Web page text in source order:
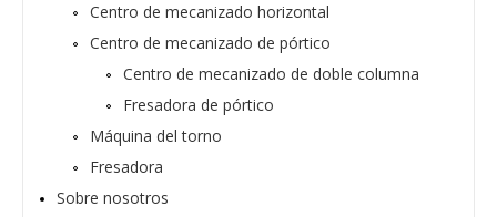
Centro de mecanizado horizontal
Centro de mecanizado de pórtico
Centro de mecanizado de doble columna
Fresadora de pórtico
Máquina del torno
Fresadora
Sobre nosotros